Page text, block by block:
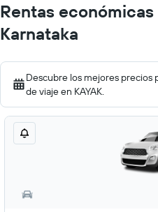
Rentas
Karnataka
Descubre los mejores precios
de viaje en KAYAK.